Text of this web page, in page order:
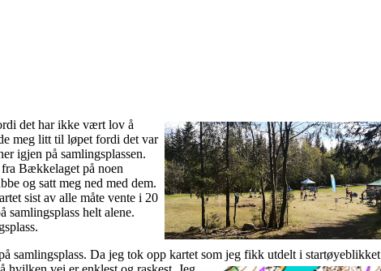
det har ikke vært lov å
meg litt til løpet fordi det var
igjen på samlingsplassen.
Bækkelaget på noen
og satt meg ned med dem.
sist av alle måte vente i 20
samlingsplass helt alene.
samlingsplass. Da jeg tok opp kartet som jeg fikk utdelt i startøyeblikket